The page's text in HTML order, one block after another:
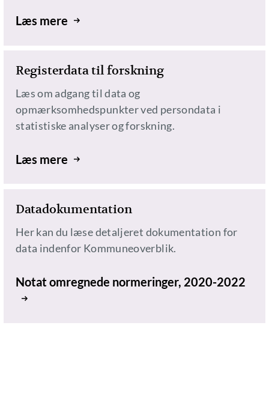
Læs mere
Registerdata til forskning
Læs om adgang til data og
opmærksomhedspunkter ved persondata i
statistiske analyser og forskning.
Læs mere
Datadokumentation
Her kan du læse detaljeret dokumentation for
data indenfor Kommuneoverblik.
Notat omregnede normeringer, 2020-2022